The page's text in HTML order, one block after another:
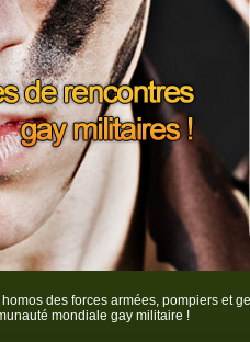
des forces armées, pompiers et
mondiale gay militaire !